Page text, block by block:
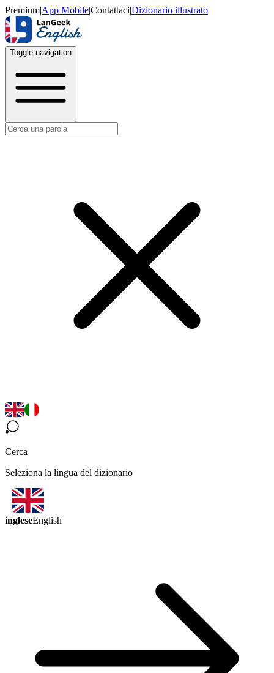
Premium|App Mobile|Contattaci|Dizionario illustrato
Toggle navigation
Cerca
Seleziona la lingua del dizionario
ingleseEnglish